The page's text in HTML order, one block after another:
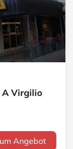
A Virgilio
Angebot